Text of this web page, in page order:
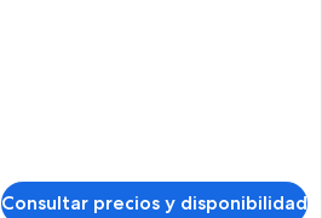
Consultar precios y disponibilidad